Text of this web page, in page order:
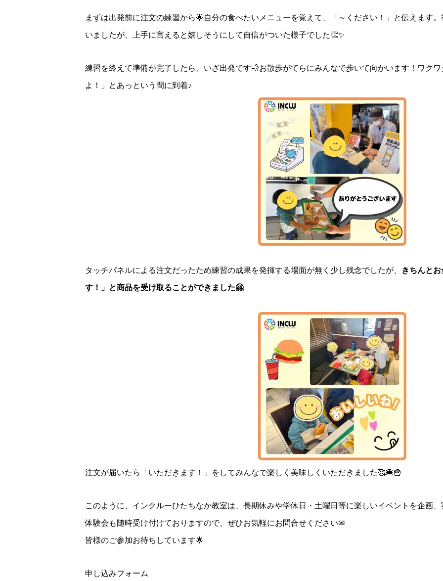
まずは出発前に注文の練習から🌟自分の食べたいメニューを覚えて、「～ください！」と伝えます
いましたが、上手に言えると嬉しそうにして自信がついた様子でした👏✨
練習を終えて準備が完了したら、いざ出発です💨お散歩がてらにみんなで歩いて向かいます！ワク
よ！」とあっという間に到着♪
タッチパネルによる注文だったため練習の成果を発揮する場面が無く少し残念でしたが、 きちんと
す！」と商品を受け取ることができました🤗
注文が届いたら「 いただきます！」をしてみんなで楽しく美味しくいただきました🥰🍔🍟
このように、インクルーひたちなか教室は、長期休みや学休日・土曜日等に楽しいイベントを企画
体験会も随時受け付けておりますので、ぜひお気軽にお問合せください✉
皆様のご参加お待ちしています🌟
申し込みフォーム